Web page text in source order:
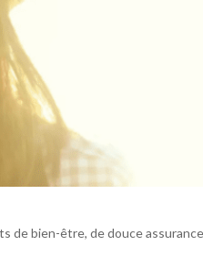
de bien-être, de douce